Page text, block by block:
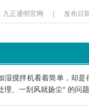
九正通明官网 | 发布日
湿搅拌机看着简单，却
理、一刮风就扬尘” 的问